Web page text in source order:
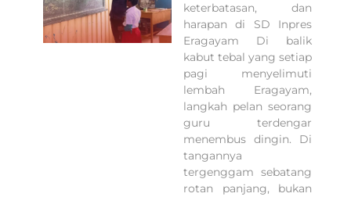
keterbatasan, dan
harapan di SD Inpres
Eragayam Di balik
kabut tebal yang setiap
pagi menyelimuti
lembah Eragayam,
langkah pelan seorang
guru terdengar
menembus dingin. Di
tangannya
tergenggam sebatang
rotan panjang, bukan